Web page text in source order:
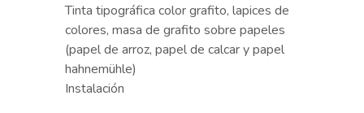
Tinta tipográfica color grafito, lapices de
colores, masa de grafito sobre papeles
(papel de arroz, papel de calcar y papel
hahnemühle)
Instalación